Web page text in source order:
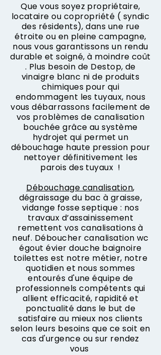
Que vous soyez propriétaire,
locataire ou copropriété ( syndic
des résidents), dans une rue
étroite ou en pleine campagne,
nous vous garantissons un rendu
durable et soigné, à moindre coût
. Plus besoin de Destop, de
vinaigre blanc ni de produits
chimiques pour qui
endommagent les tuyaux, nous
vous débarrassons facilement de
vos problèmes de canalisation
bouchée grâce au système
hydrojet qui permet un
débouchage haute pression pour
nettoyer définitivement les
parois des tuyaux !
Débouchage canalisation,
dégraissage du bac à graisse,
vidange fosse septique : nos
travaux d’assainissement
remettent vos canalisations à
neuf. Déboucher canalisation wc
égout évier douche baignoire
toilettes est notre métier, notre
quotidien et nous sommes
entourés d'une équipe de
professionnels compétents qui
allient efficacité, rapidité et
ponctualité dans le but de
satisfaire au mieux nos clients
selon leurs besoins que ce soit en
cas d'urgence ou sur rendez
vous